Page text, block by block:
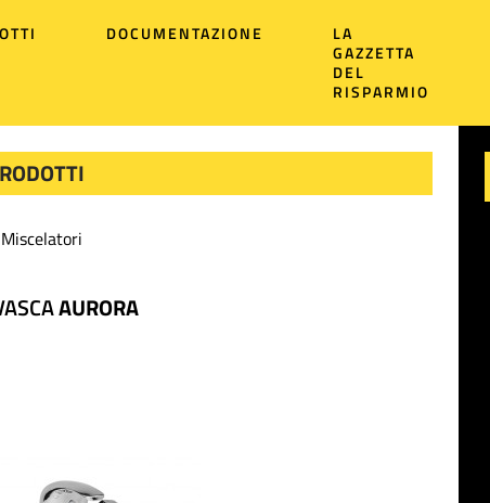
DOCUMENTAZIONE
LA
GAZZETTA
DEL
RISPARMIO
Miscelatori
AURORA